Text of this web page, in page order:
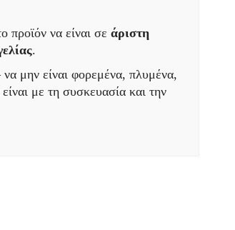
προϊόν να είναι σε άριστη
.
να μην είναι φορεμένα, πλυμένα,
με τη συσκευασία και την